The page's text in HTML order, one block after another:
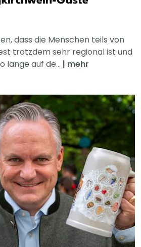
dass die Menschen teils von
trotzdem sehr regional ist und
lange auf de... | mehr